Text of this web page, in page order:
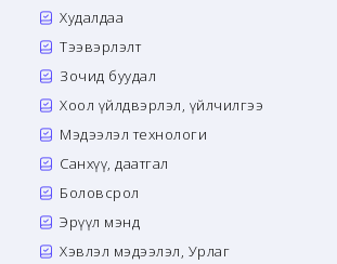
Худалдаа
Тээвэрлэлт
Зочид буудал
Хоол үйлдвэрлэл, үйлчилгээ
Мэдээлэл технологи
Санхүү, даатгал
Боловсрол
Эрүүл мэнд
Хэвлэл мэдээлэл, Урлаг